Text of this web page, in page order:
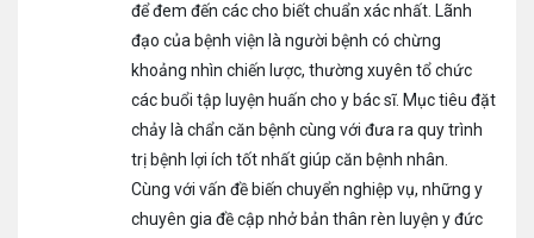
để đem đến các cho biết chuẩn xác nhất. Lãnh
đạo của bệnh viện là người bệnh có chừng
khoảng nhìn chiến lược, thường xuyên tổ chức
các buổi tập luyện huấn cho y bác sĩ. Mục tiêu đặt
chảy là chẩn căn bệnh cùng với đưa ra quy trình
trị bệnh lợi ích tốt nhất giúp căn bệnh nhân.
Cùng với vấn đề biến chuyển nghiệp vụ, những y
chuyên gia đề cập nhở bản thân rèn luyện y đức